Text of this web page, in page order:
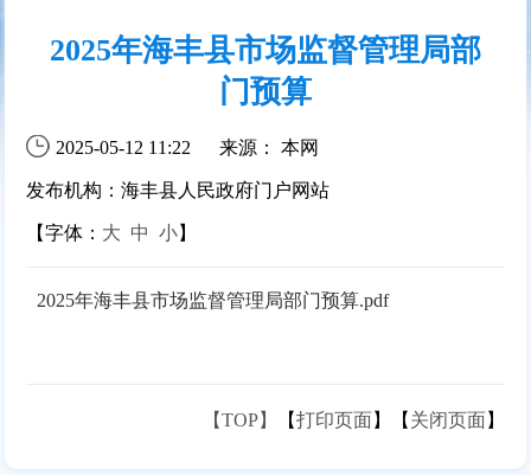
2025年海丰县市场监督管理局部
门预算
2025-05-12 11:22 来源： 本网
发布机构：海丰县人民政府门户网站
【字体： 大 中 小】
2025年海丰县市场监督管理局部门预算.pdf
【TOP】 【打印页面】【 关闭页面】